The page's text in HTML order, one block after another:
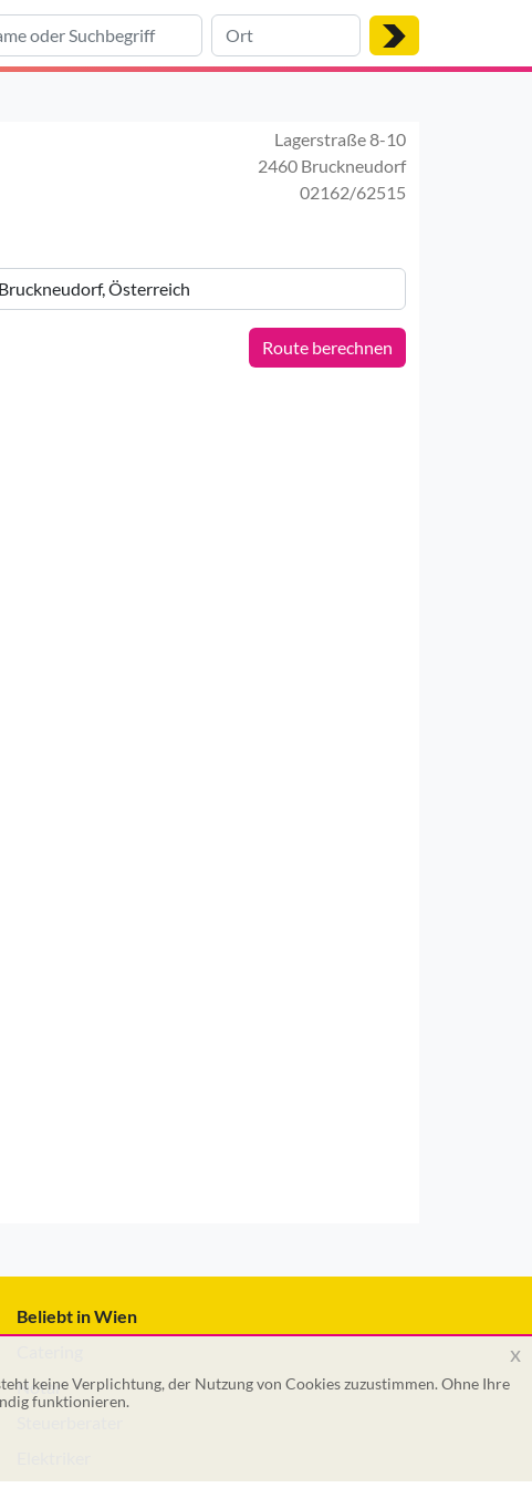
Lagerstraße 8-10
2460 Bruckneudorf
02162/62515
Route berechnen
Beliebt in Wien
Notar
keine Verplichtung, der Nutzung von Cookies zuzustimmen. Ohne Ihre
funktionieren.
x